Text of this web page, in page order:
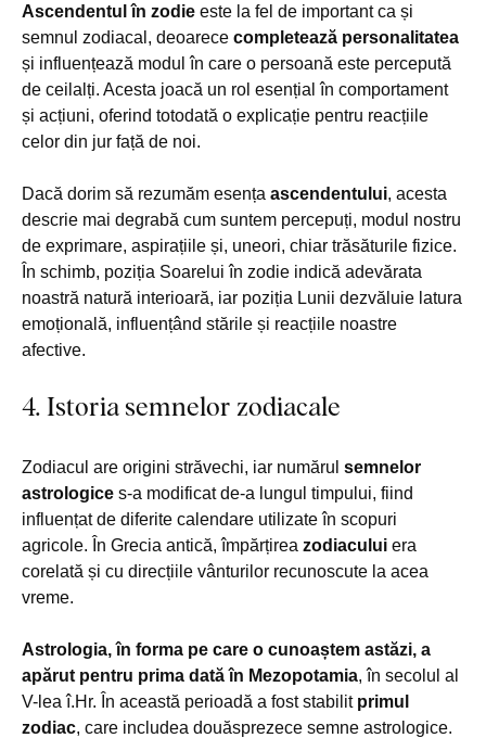
Ascendentul în zodie este la fel de important ca și
semnul zodiacal, deoarece completează personalitatea
și influențează modul în care o persoană este percepută
de ceilalți. Acesta joacă un rol esențial în comportament
și acțiuni, oferind totodată o explicație pentru reacțiile
celor din jur față de noi.
Dacă dorim să rezumăm esența ascendentului, acesta
descrie mai degrabă cum suntem percepuți, modul nostru
de exprimare, aspirațiile și, uneori, chiar trăsăturile fizice.
În schimb, poziția Soarelui în zodie indică adevărata
noastră natură interioară, iar poziția Lunii dezvăluie latura
emoțională, influențând stările și reacțiile noastre
afective.
4. Istoria semnelor zodiacale
Zodiacul are origini străvechi, iar numărul semnelor
astrologice s-a modificat de-a lungul timpului, fiind
influențat de diferite calendare utilizate în scopuri
agricole. În Grecia antică, împărțirea zodiacului era
corelată și cu direcțiile vânturilor recunoscute la acea
vreme.
Astrologia, în forma pe care o cunoaștem astăzi, a
apărut pentru prima dată în Mezopotamia, în secolul al
V-lea î.Hr. În această perioadă a fost stabilitprimul
zodiac, care includea douăsprezece semne astrologice.